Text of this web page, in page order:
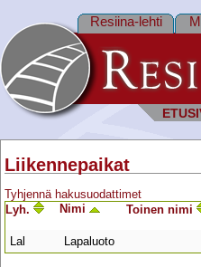
Resiina-lehti
Liikennepaikat
Tyhjennä hakusuodattimet
Lyh.
Nimi Toinen nimi
Lal Lapaluoto